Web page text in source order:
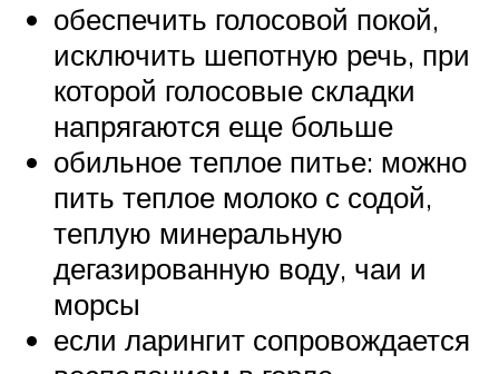
обеспечить голосовой покой,
исключить шепотную речь, при
которой голосовые складки
напрягаются еще больше
обильное теплое питье: можно
пить теплое молоко с содой,
теплую минеральную
дегазированную воду, чаи и
морсы
если ларингит сопровождается